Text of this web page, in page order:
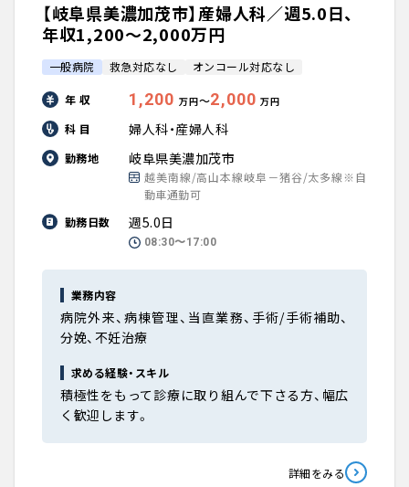
【岐阜県美濃加茂市】産婦人科／週5.0日、
年収1,200〜2,000万円
一般病院 救急対応なし オンコール対応なし
年 収 1,200 万円〜2,000 万円
科 目 婦人科・産婦人科
勤務地 岐阜県美濃加茂市
越美南線/高山本線岐阜－猪谷/太多線※自
動車通勤可
勤務日数
週5.0日
08:30〜17:00
業務内容
病院外来、病棟管理、当直業務、手術/手術補助、
分娩、不妊治療
求める経験・スキル
積極性をもって診療に取り組んで下さる方、幅広
く歓迎します。
詳細をみる